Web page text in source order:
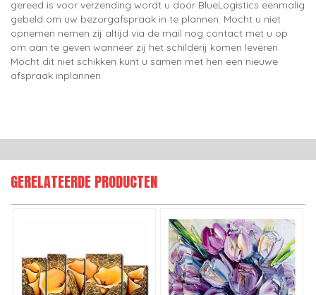
gereed is voor verzending wordt u door BlueLogistics eenmalig
gebeld om uw bezorgafspraak in te plannen. Mocht u niet
opnemen nemen zij altijd via de mail nog contact met u op
om aan te geven wanneer zij het schilderij komen leveren.
Mocht dit niet schikken kunt u samen met hen een nieuwe
afspraak inplannen.
GERELATEERDE PRODUCTEN